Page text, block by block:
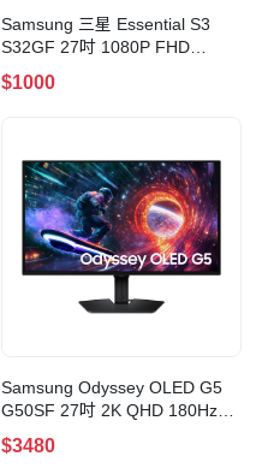
Samsung 三星 Essential S3
S32GF 27吋 1080P FHD
120Hz IPS 顯示器
$1000
Samsung Odyssey OLED G5
G50SF 27吋 2K QHD 180Hz
QD-OLED 防反光塗層 電競顯示
器
$3480